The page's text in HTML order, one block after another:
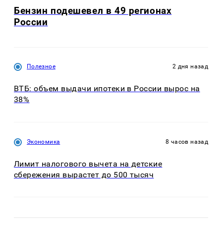
Бензин подешевел в 49 регионах
России
Полезное 2 дня назад
ВТБ: объем выдачи ипотеки в России вырос на
38%
Экономика 8 часов назад
Лимит налогового вычета на детские
сбережения вырастет до 500 тысяч